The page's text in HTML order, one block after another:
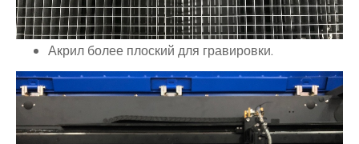
Акрил более плоский для гравировки.